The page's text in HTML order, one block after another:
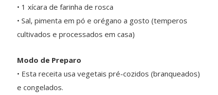
• 1 xícara de farinha de rosca
• Sal, pimenta em pó e orégano a gosto (temperos
cultivados e processados em casa)
Modo de Preparo
• Esta receita usa vegetais pré-cozidos (branqueados)
e congelados.